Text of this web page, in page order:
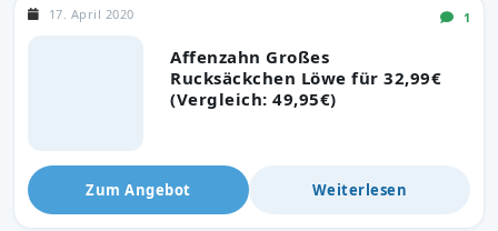
Affenzahn Großes
Rucksäckchen Löwe für 32,99€
(Vergleich: 49,95€)
17. April 2020 1
Zum Angebot Weiterlesen